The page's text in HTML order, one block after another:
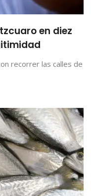
en diez
recorrer las calles de